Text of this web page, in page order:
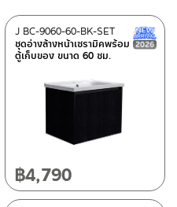
latest
New Arrival สินค้าใหม่ ปี 2026
ชุดอ่างล้างหน้าเซรามิคพร้อม
ตู้เก็บของ ขนาด 60 ซม.
J BC-9060-60-BK-SET
฿4,790